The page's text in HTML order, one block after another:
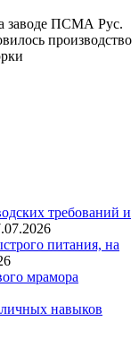
заводе ПСМА Рус.
производство
требований и
питания, на
мрамора
навыков